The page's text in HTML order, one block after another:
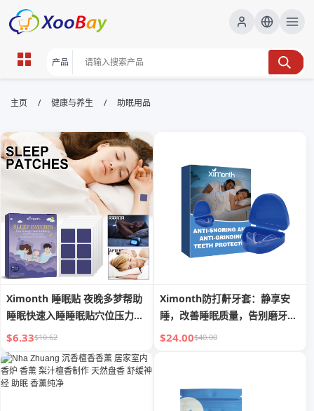
助眠用品 | XOOBAY B2B/B2C
助眠用品,睡眠辅助,安眠产品, wholesale 助眠用品,
XOOBAY
助眠用品，帮助入睡，安睡更久，睡眠更稳久
主页 / 健康与养生 / 助眠用品
Ximonth 睡眠贴 夜晚多梦帮助
睡眠快速入睡睡眠贴穴位压力刺
激贴
$6.33$10.62
Ximonth防打鼾牙套：静享安
睡，改善睡眠质量，告别磨牙烦
恼
$24.00$40.00